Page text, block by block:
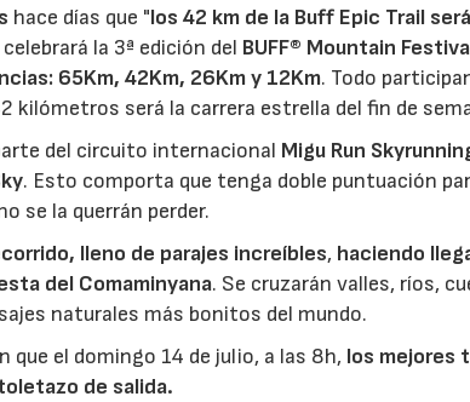
hace días que "los 42 km de la Buff Epic Trail
la 3ª edición del BUFF® Mountain
65Km, 42Km, 26Km y 12Km. Todo
kilómetros será la carrera estrella del fin de
del circuito internacional Migu Run
. Esto comporta que tenga doble puntuación
se la querrán perder.
lleno de parajes increíbles, haciendo
del Comaminyana. Se cruzarán valles, ríos,
naturales más bonitos del mundo.
el domingo 14 de julio, a las 8h, los mejores
de salida.